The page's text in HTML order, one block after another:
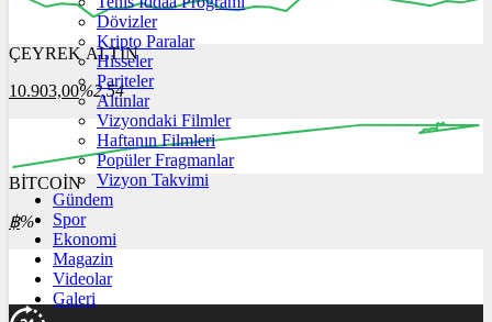
16:00 17:00
ÇEYREK ALTIN
10.903,00%2,54
00:00 00:00
BİTCOİN
฿%
Dövizler
Kripto Paralar
Hisseler
Pariteler
Altınlar
Vizyondaki Filmler
Haftanın Filmleri
Popüler Fragmanlar
Vizyon Takvimi
Gündem
Spor
Ekonomi
Magazin
Videolar
Galeri